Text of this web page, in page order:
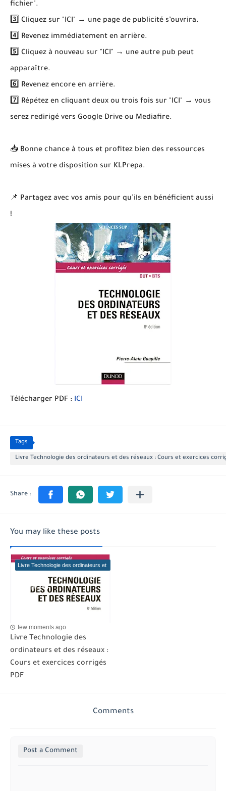
fichier".
3️⃣ Cliquez sur "ICI" → une page de publicité s’ouvrira.
4️⃣ Revenez immédiatement en arrière.
5️⃣ Cliquez à nouveau sur "ICI" → une autre pub peut
apparaître.
6️⃣ Revenez encore en arrière.
7️⃣ Répétez en cliquant deux ou trois fois sur "ICI" → vous
serez redirigé vers Google Drive ou Mediafire.
📥 Bonne chance à tous et profitez bien des ressources
mises à votre disposition sur KLPrepa.
📌 Partagez avec vos amis pour qu’ils en bénéficient aussi
!
Télécharger PDF : ICI
Tags
Livre Technologie des ordinateurs et des réseaux : Cours et exercices
You may like these posts
Livre Technologie des ordinateurs et
des réseaux : Cours et exercices
corrigés PDF
few moments ago
Livre Technologie des
ordinateurs et des réseaux :
Cours et exercices corrigés
PDF
Comments
Post a Comment